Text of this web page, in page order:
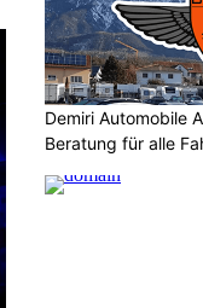
Demiri Automobile
Beratung für alle